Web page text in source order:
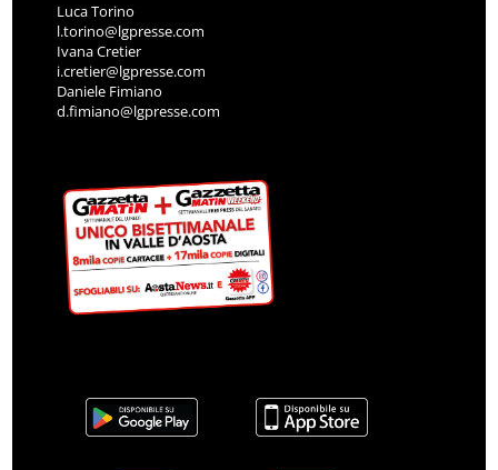
Luca Torino
l.torino@lgpresse.com
Ivana Cretier
i.cretier@lgpresse.com
Daniele Fimiano
d.fimiano@lgpresse.com